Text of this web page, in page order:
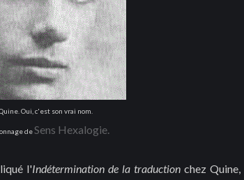
Oui, c'est son vrai nom.
deSens Hexalogie.
l'Indétermination de la traduction chez Quine,